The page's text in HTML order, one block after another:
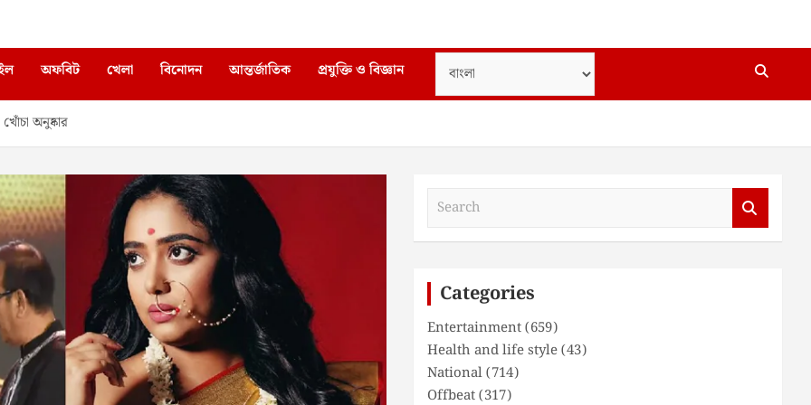
অফবিট খেলা বিনোদন আন্তর্জাতিক প্রযুক্তি ও বিজ্ঞান
অনুষ্কার
Categories
Entertainment(659)
Health and life style(43)
National(714)
Offbeat(317)